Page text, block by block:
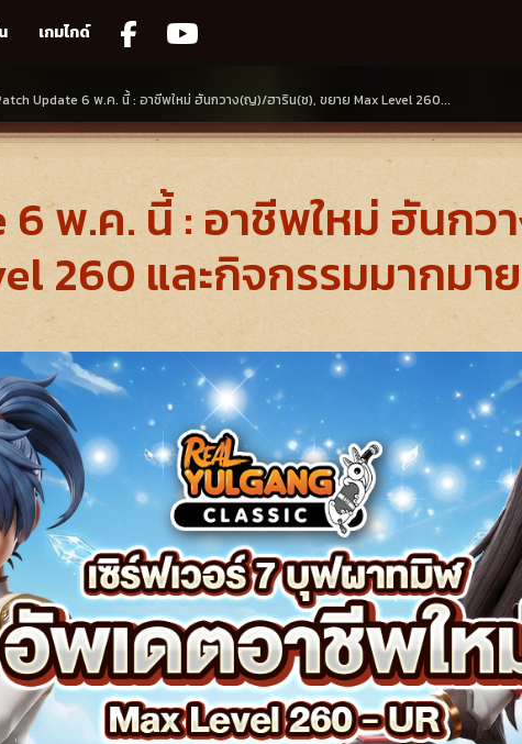
เกมไกด์
Update 6 พ.ค. นี้ : อาชีพใหม่ ฮันกวาง(ญ)/ฮาริน(ช), ขยาย Max Level 260...
6 พ.ค. นี้ : อาชีพใหม่ ฮันก
260 และกิจกรรมมากมาย